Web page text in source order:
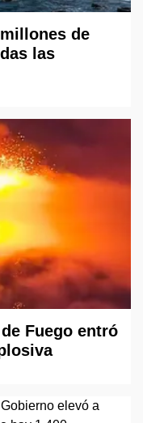
de
las
Fuego entró